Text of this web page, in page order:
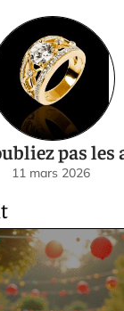
pas
11 mars 2026